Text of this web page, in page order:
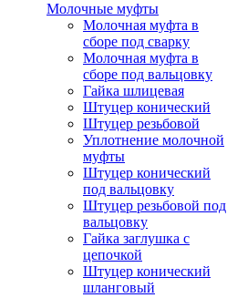
Молочные муфты
Молочная муфта в
сборе под сварку
Молочная муфта в
сборе под вальцовку
Гайка шлицевая
Штуцер конический
Штуцер резьбовой
Уплотнение молочной
муфты
Штуцер конический
под вальцовку
Штуцер резьбовой под
вальцовку
Гайка заглушка с
цепочкой
Штуцер конический
шланговый